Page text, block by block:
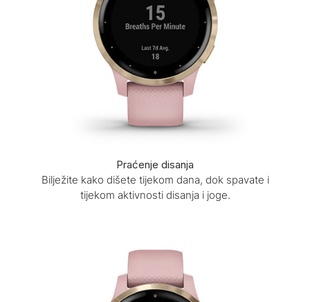
Praćenje disanja
Bilježite kako dišete tijekom dana, dok spavate i
tijekom aktivnosti disanja i joge.